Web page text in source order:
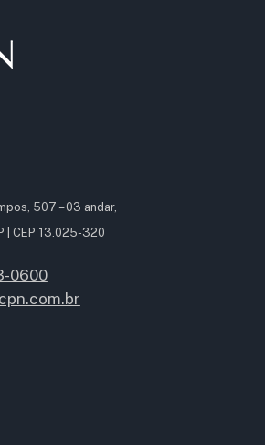
507 – 03 andar,
| CEP 13.025-320
0600